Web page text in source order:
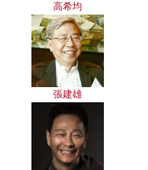
高希均
張建雄